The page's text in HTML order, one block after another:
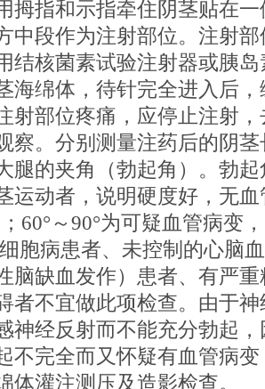
拇指和示指牵住阴茎贴在
中段作为注射部位。注射
结核菌素试验注射器或胰
海绵体，待针完全进入后
射部位疼痛，应停止注射
察。分别测量注药后的阴
腿的夹角（勃起角）。勃
运动者，说明硬度好，无
60°～90°为可疑血管病变
病患者、未控制的心脑血
脑缺血发作）患者、有严
者不宜做此项检查。由于
神经反射而不能充分勃起
不完全而又怀疑有血管病
体灌注测压及造影检查。